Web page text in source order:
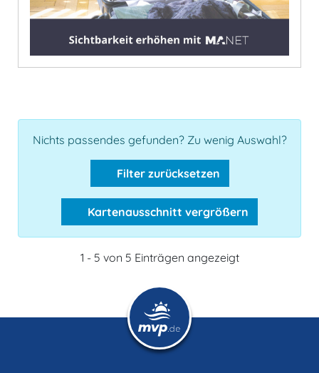
Nichts passendes gefunden? Zu wenig Auswahl?
Filter zurücksetzen
Kartenausschnitt vergrößern
1 - 5 von 5 Einträgen angezeigt